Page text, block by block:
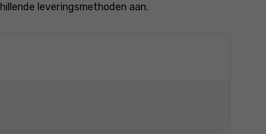
leveringsmethoden aan.